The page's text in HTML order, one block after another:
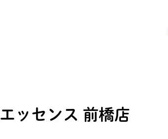
ッセンス 前橋店